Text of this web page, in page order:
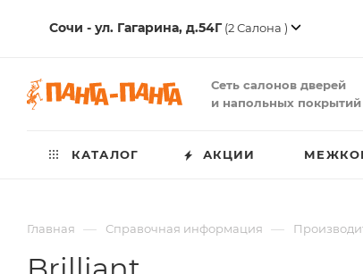
Сочи - ул. Гагарина, д.54Г(2 Салона )
Сеть салонов дверей
и напольных покрытий
КАТАЛОГ АКЦИИ
Главная — Справочная информация —